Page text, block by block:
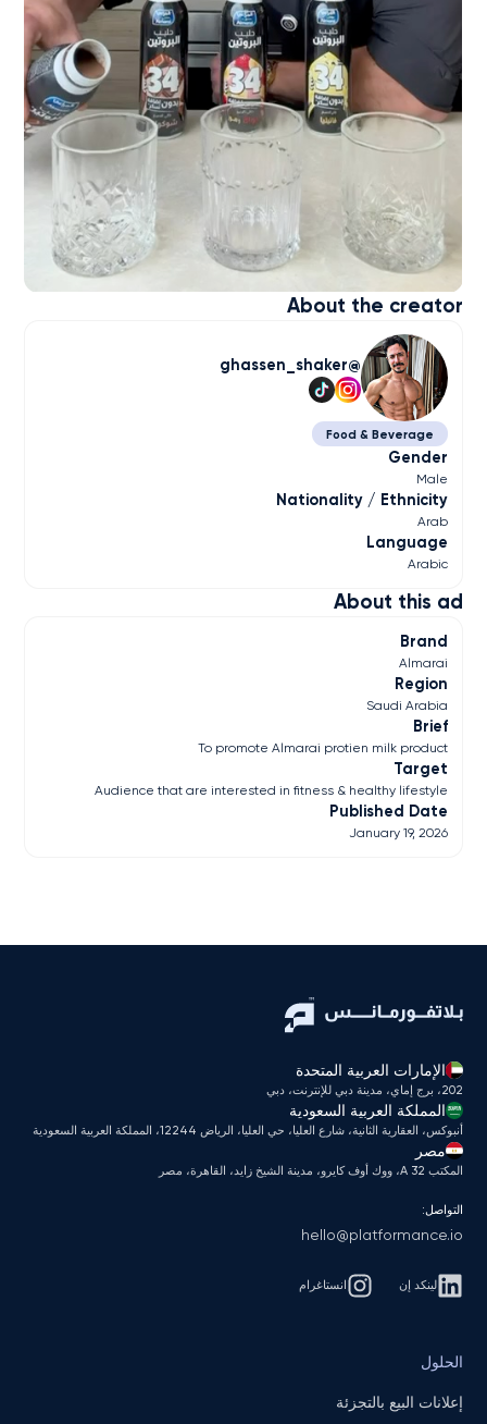
About this ad
Brand
Almarai
Region
Saudi Arabia
Brief
To promote Almarai protien milk product
Target
Audience that are interested in fitness & healthy lifestyle
Published Date
January 19, 2026
About the creator
ghassen_shaker
Food & Beverage
Gender
Male
Nationality / Ethnicity
Arab
Language
Arabic
الإمارات العربية المتحدة
202، برج إماي، مدينة دبي للإنترنت، دبي
المملكة العربية السعودية
أنبوكس، العقارية الثانية، شارع العليا، حي العليا، الرياض 12244، المملكة العربية السعودية
مصر
المكتب A 32، ووك أوف كايرو، مدينة الشيخ زايد، القاهرة، مصر
التواصل:
hello@platformance.io
لينكد إن انستاغرام
الحلول
إعلانات البيع بالتجزئة